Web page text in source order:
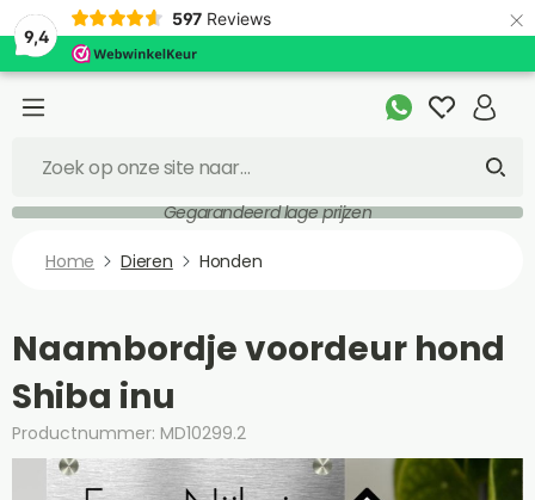
9,4
597 Reviews ×
Gegarandeerd lage prijzen
Home Dieren Honden
Naambordje voordeur hond
Shiba inu
Productnummer: MD10299.2